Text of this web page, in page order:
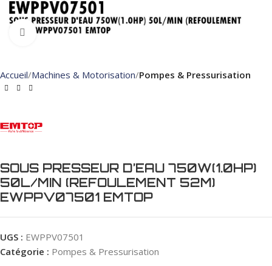
Click to enlarge
Accueil Machines & Motorisation Pompes & Pressurisation
SOUS PRESSEUR D’EAU 750W(1.0HP)
50L/MIN (REFOULEMENT 52M)
EWPPV07501 EMTOP
UGS : EWPPV07501
Catégorie : Pompes & Pressurisation